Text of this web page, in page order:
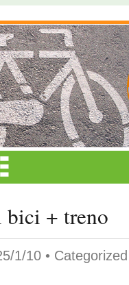
bici + treno
1/10 •